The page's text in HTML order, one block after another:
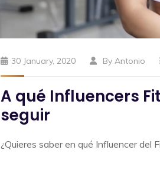
30 January, 2020 By Antonio
A qué Influencers
seguir
¿Quieres saber en qué Influencer del